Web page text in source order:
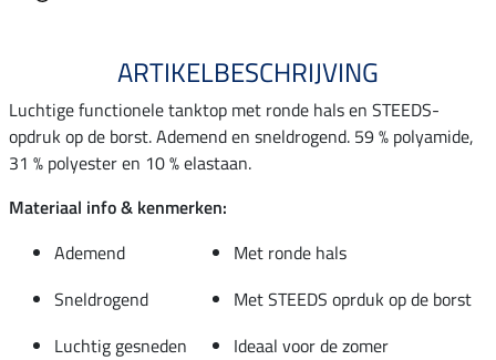
ARTIKELBESCHRIJVING
Luchtige functionele tanktop met ronde hals en STEEDS-
opdruk op de borst. Ademend en sneldrogend. 59 % polyamide,
31 % polyester en 10 % elastaan.
Materiaal info & kenmerken:
Ademend
Met ronde hals
Sneldrogend
Met STEEDS oprduk op de borst
Luchtig gesneden
Ideaal voor de zomer